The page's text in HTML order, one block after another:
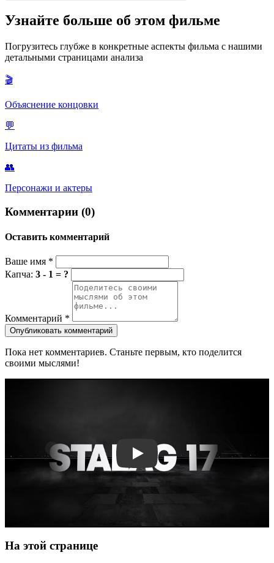
ужасов войны.
Сефтон заметил несоответствие во времени (Прайс не знал,
когда именно раздают подарки) и увидел тень от шнура
для обмена сообщениями с немцами.
Узнайте больше об этом фильме
Погрузитесь глубже в конкретные аспекты фильма с нашими
детальными страницами анализа
🎬
Объяснение концовки
💬
Цитаты из фильма
👥
Персонажи и актеры
Комментарии (0)
Оставить комментарий
Ваше имя *
Капча: 3 - 1 = ?
Комментарий *
Опубликовать комментарий
Пока нет комментариев. Станьте первым, кто поделится
своими мыслями!
Смотреть трейлер
На этой странице